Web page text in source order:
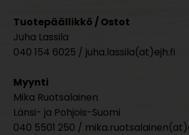
Tuotepäällikkö / Ostot
Juha Lassila
040 154 6025 / juha.lassila(at)ejh.fi
Myynti
Mika Ruotsalainen
Länsi- ja Pohjois-Suomi
040 5501 250 /